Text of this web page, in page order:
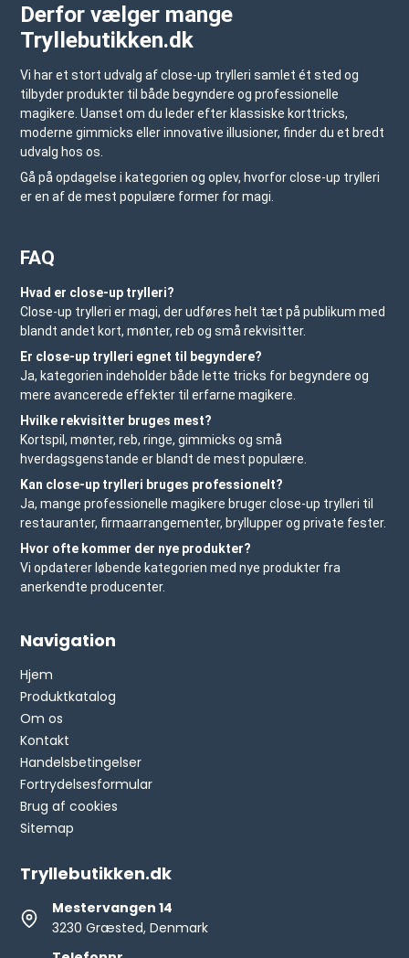
Derfor vælger mange
Tryllebutikken.dk
Vi har et stort udvalg af close-up trylleri samlet ét sted og
tilbyder produkter til både begyndere og professionelle
magikere. Uanset om du leder efter klassiske korttricks,
moderne gimmicks eller innovative illusioner, finder du et bredt
udvalg hos os.
Gå på opdagelse i kategorien og oplev, hvorfor close-up trylleri
er en af de mest populære former for magi.
FAQ
Hvad er close-up trylleri?
Close-up trylleri er magi, der udføres helt tæt på publikum med
blandt andet kort, mønter, reb og små rekvisitter.
Er close-up trylleri egnet til begyndere?
Ja, kategorien indeholder både lette tricks for begyndere og
mere avancerede effekter til erfarne magikere.
Hvilke rekvisitter bruges mest?
Kortspil, mønter, reb, ringe, gimmicks og små
hverdagsgenstande er blandt de mest populære.
Kan close-up trylleri bruges professionelt?
Ja, mange professionelle magikere bruger close-up trylleri til
restauranter, firmaarrangementer, bryllupper og private fester.
Hvor ofte kommer der nye produkter?
Vi opdaterer løbende kategorien med nye produkter fra
anerkendte producenter.
Navigation
Hjem
Produktkatalog
Om os
Kontakt
Handelsbetingelser
Fortrydelsesformular
Brug af cookies
Sitemap
Tryllebutikken.dk
Mestervangen 14
3230 Græsted, Denmark